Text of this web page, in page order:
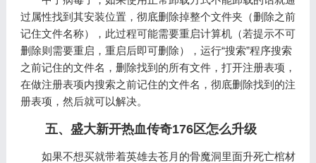
过属性找到其安装位置，彻底删除掉整个文件夹（删除之前
记住文件名称），此过程可能需要重启计算机（若提示不可
删除则需要重启，重启后即可删除），运行“搜索”程序搜索
之前记住的文件名，删除找到的所有文件，打开注册表项，
在做注册表项内搜索之前记住的文件名，彻底删除找到的注
册表项，然后就可以解决。
五、盛大新开热血传奇176区怎么升级
如果不想买就带着英雄去苍月的骨魔洞里面升死亡棺材